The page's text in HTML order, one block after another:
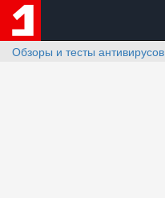
Обзоры и тесты антивирусов